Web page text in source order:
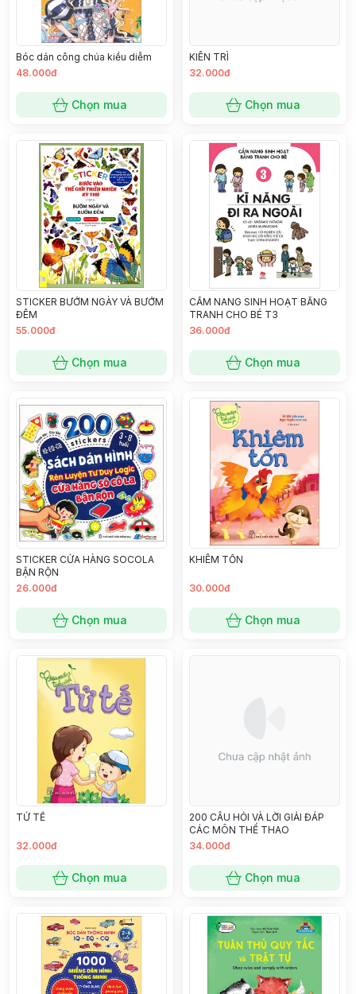
Bóc dán công chúa kiều diễm
48.000đ
Chọn mua
KIÊN TRÌ
32.000đ
Chọn mua
STICKER BƯỚM NGÀY VÀ BƯỚM
ĐÊM
55.000đ
Chọn mua
CẨM NANG SINH HOẠT BẰNG
TRANH CHO BÉ T3
36.000đ
Chọn mua
STICKER CỬA HÀNG SOCOLA
BẬN RỘN
26.000đ
Chọn mua
KHIÊM TỐN
30.000đ
Chọn mua
TỬ TẾ
32.000đ
Chọn mua
200 CÂU HỎI VÀ LỜI GIẢI ĐÁP
CÁC MÔN THỂ THAO
34.000đ
Chọn mua